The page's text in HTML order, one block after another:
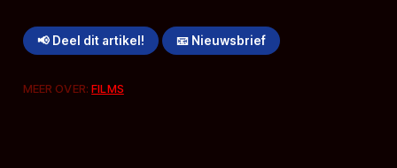
📢 Deel dit artikel! 📧 Nieuwsbrief
MEER OVER:FILMS